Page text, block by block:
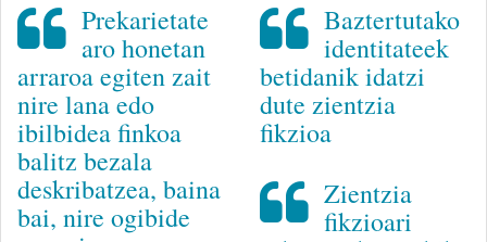
Prekarietate
aro honetan
arraroa egiten zait
nire lana edo
ibilbidea finkoa
balitz bezala
deskribatzea, baina
bai, nire ogibide
Baztertutako
identitateek
betidanik idatzi
dute zientzia
fikzioa
Zientzia
fikzioari